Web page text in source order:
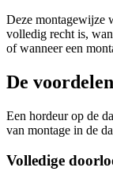
Deze montagewijze
volledig recht is,
of wanneer een
De
Een hordeur op de
van montage in de
Volledige